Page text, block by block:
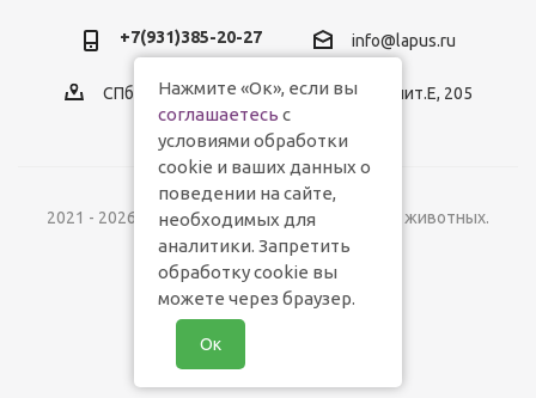
+7(931)385-20-27 info@lapus.ru
СПб, пр.Обуховской Обороны, д.116, лит.Е, 205
2021 - 2026 © Lapus.ru - магазин товаров для животных.
Нажмите «Ок», если вы
соглашаетесь с
условиями обработки
cookie и ваших данных о
поведении на сайте,
необходимых для
аналитики. Запретить
обработку cookie вы
можете через браузер.
Ок